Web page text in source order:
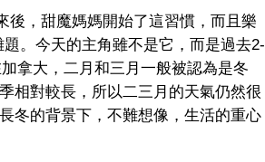
後，甜魔媽媽開始了這習慣，而且樂
。今天的主角雖不是它，而是過去2-
拿大，二月和三月一般被認為是冬
相對較長，所以二三月的天氣仍然很
冬的背景下，不難想像，生活的重心